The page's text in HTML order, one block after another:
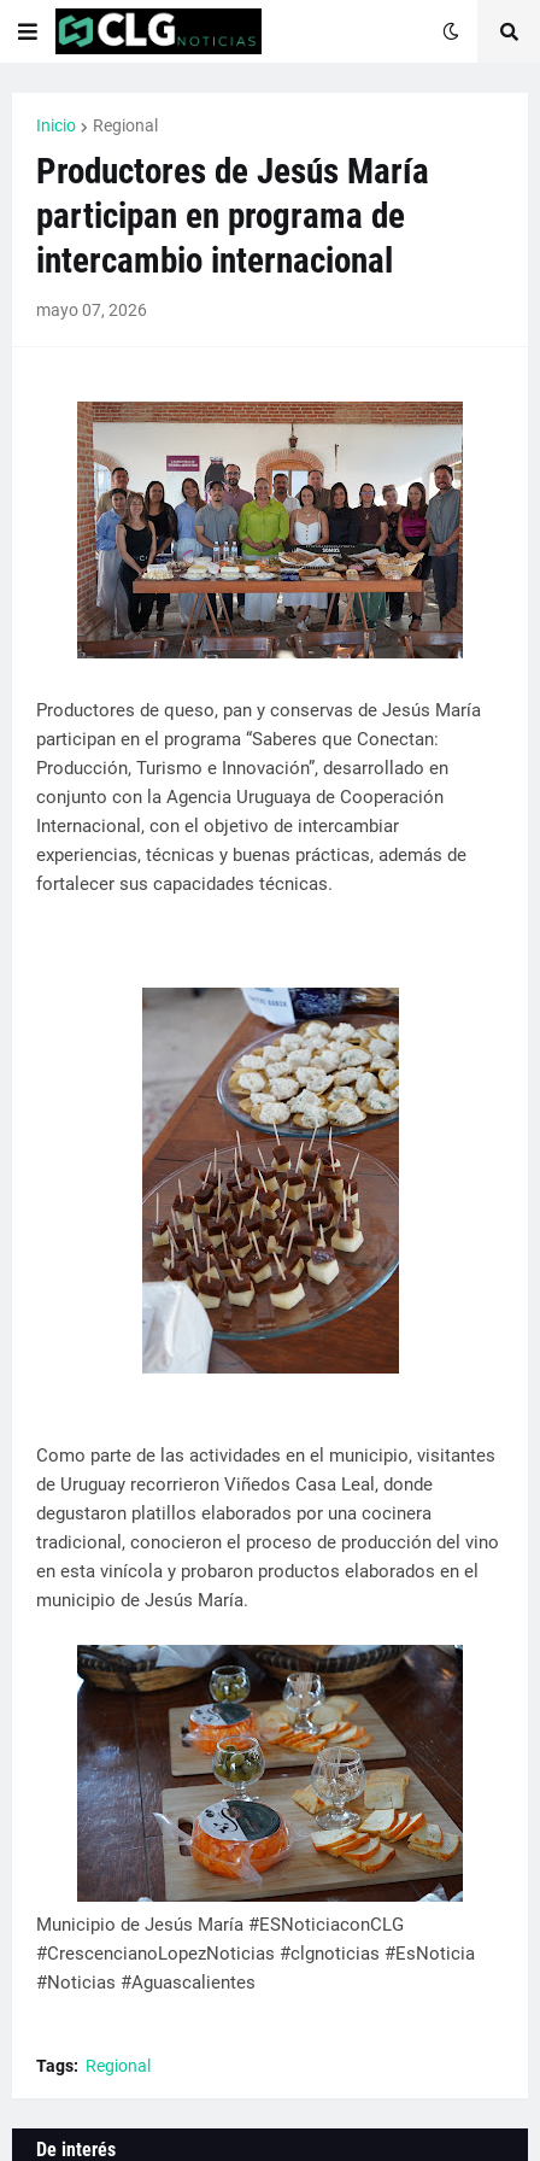
Inicio Regional
Productores de Jesús María
participan en programa de
intercambio internacional
mayo 07, 2026
Productores de queso, pan y conservas de Jesús María
participan en el programa “Saberes que Conectan:
Producción, Turismo e Innovación”, desarrollado en
conjunto con la Agencia Uruguaya de Cooperación
Internacional, con el objetivo de intercambiar
experiencias, técnicas y buenas prácticas, además de
fortalecer sus capacidades técnicas.
Como parte de las actividades en el municipio, visitantes
de Uruguay recorrieron Viñedos Casa Leal, donde
degustaron platillos elaborados por una cocinera
tradicional, conocieron el proceso de producción del vino
en esta vinícola y probaron productos elaborados en el
municipio de Jesús María.
Municipio de Jesús María #ESNoticiaconCLG
#CrescencianoLopezNoticias #clgnoticias #EsNoticia
#Noticias #Aguascalientes
Tags: Regional
De interés